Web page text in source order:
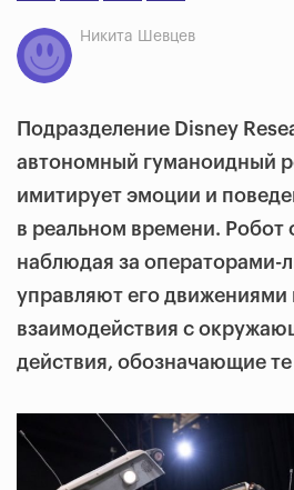
Никита Шевцев
Подразделение Disney
автономный гуманоидный
имитирует эмоции и
в реальном времени. Робот
наблюдая за операторами-
управляют его движениями
взаимодействия с
действия, обозначающие